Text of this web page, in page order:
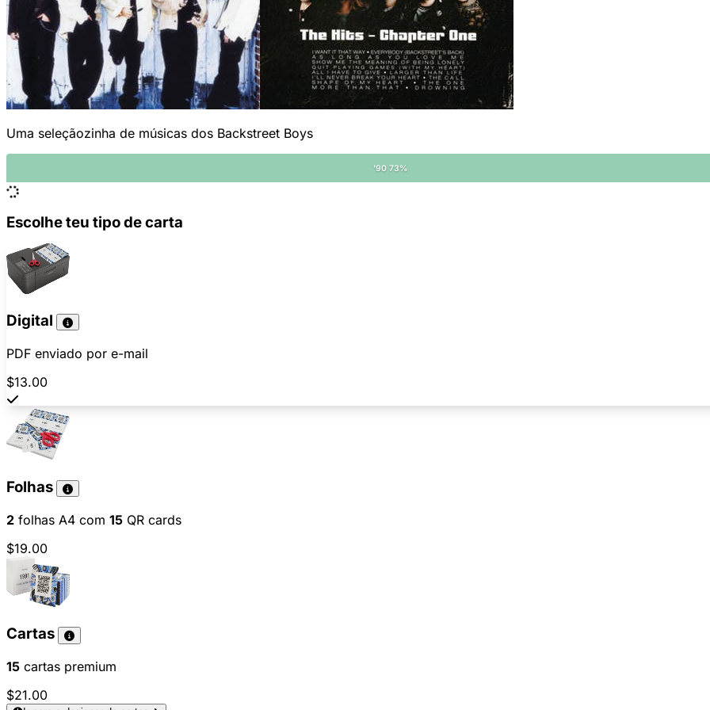
Uma seleçãozinha de músicas dos Backstreet Boys
'90 73%
Escolhe teu tipo de carta
Digital
PDF enviado por e-mail
$13.00
Folhas
2 folhas A4 com 15 QR cards
$19.00
Cartas
15 cartas premium
$21.00